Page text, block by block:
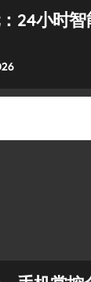
24小时